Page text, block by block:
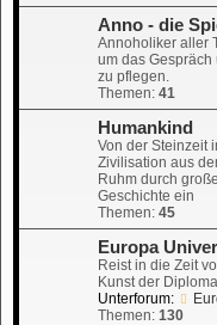
Anno - die
Annoholiker aller
um das
zu pflegen.
Themen: 41
Humankind
Von der Steinzeit
Zivilisation aus
Ruhm durch
Geschichte ein
Themen: 45
Europa
Reist in die Zeit
Kunst der
Unterforum:
Themen: 130